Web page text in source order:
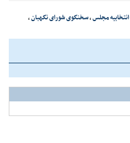
انتخابیه مجلس،سخنگوی شورای نگهبان،